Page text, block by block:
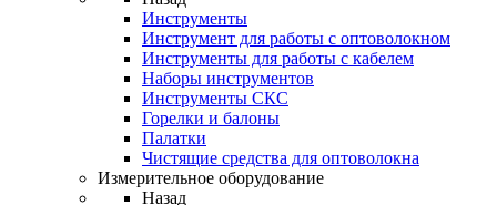
Инструменты
Инструмент для работы с оптоволокном
Инструменты для работы с кабелем
Наборы инструментов
Инструменты СКС
Горелки и балоны
Палатки
Чистящие средства для оптоволокна
Измерительное оборудование
Назад